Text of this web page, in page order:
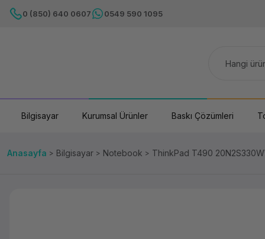
0 (850) 640 0607 0549 590 1095
Bilgisayar Kurumsal Ürünler Baskı Çözümleri
Anasayfa Bilgisayar Notebook ThinkPad T490